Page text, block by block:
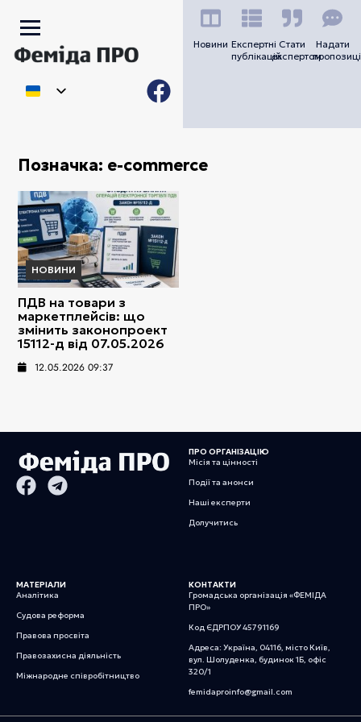
Новини Експертні
публікацій
Стати
експертом
Надати
Позначка: e-commerce
НОВИНИ
ПДВ на товари з
маркетплейсів: що
змінить законопроект
15112-д від 07.05.2026
12.05.2026 09:37
ПРО ОРГАНІЗАЦІЮ
Місія та цінності
Події та анонси
Наші експерти
Долучитись
МАТЕРІАЛИ
Аналітика
Судова реформа
Правова просвіта
Правозахисна діяльність
Міжнародне співробітництво
КОНТАКТИ
Громадська організація «ФЕМІДА
ПРО»
Код ЄДРПОУ 45791169
Адреса: Україна, 04116, місто Київ,
вул. Шолуденка, будинок 1Б, офіс
320/1
femidaproinfo@gmail.com